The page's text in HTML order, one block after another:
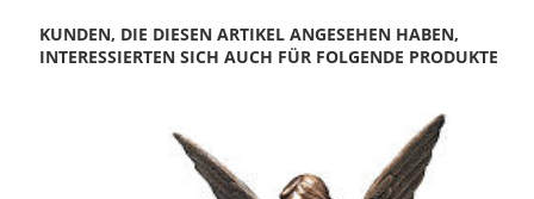
KUNDEN, DIE DIESEN ARTIKEL ANGESEHEN HABEN,
INTERESSIERTEN SICH AUCH FÜR FOLGENDE PRODUKTE